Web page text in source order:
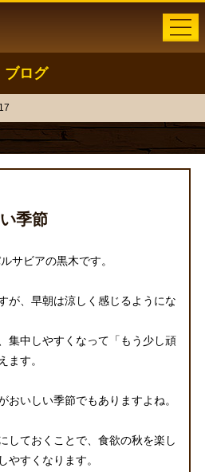
ホーム
ブログ
季節
サビアの黒木です。
が、早朝は涼しく感じるようにな
集中しやすくなって「もう少し頑
ます。
おいしい季節でもありますよね。
しておくことで、食欲の秋を楽し
やすくなります。